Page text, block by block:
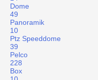
Dome
49
Panoramik
10
Ptz Speeddome
39
Pelco
228
Box